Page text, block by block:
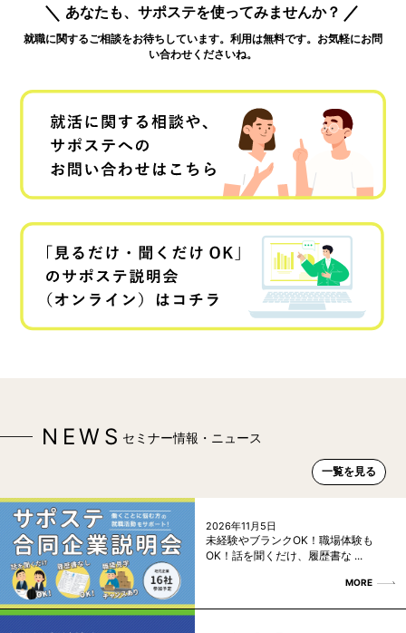
あなたも、サポステを使ってみませんか？
就職に関するご相談をお待ちしています。利用は無料です。お気軽にお問
い合わせくださいね。
NEWS セミナー情報・ニュース
一覧を見る
2026年11月5日
未経験やブランクOK！職場体験も
OK！話を聞くだけ、履歴書な ...
MORE